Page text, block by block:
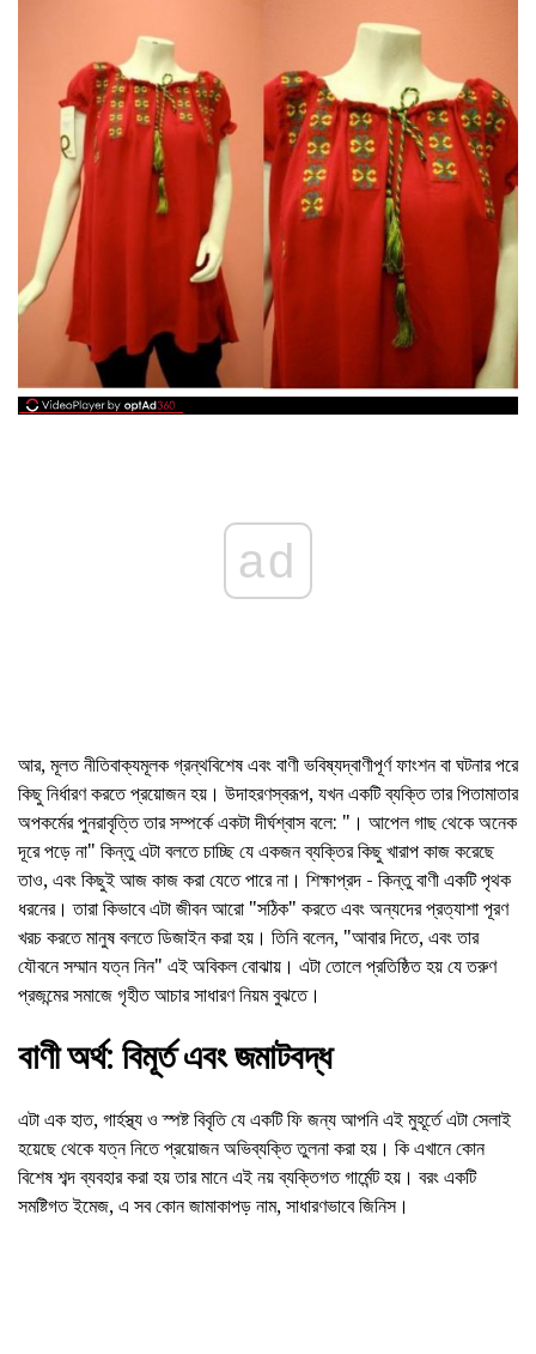
ad
আর, মূলত নীতিবাক্যমূলক গ্রন্থবিশেষ এবং বাণী ভবিষ্যদ্বাণীপূর্ণ ফাংশন বা ঘটনার পরে
কিছু নির্ধারণ করতে প্রয়োজন হয়। উদাহরণস্বরূপ, যখন একটি ব্যক্তি তার পিতামাতার
অপকর্মের পুনরাবৃত্তি তার সম্পর্কে একটা দীর্ঘশ্বাস বলে: "। আপেল গাছ থেকে অনেক
দূরে পড়ে না" কিন্তু এটা বলতে চাচ্ছি যে একজন ব্যক্তির কিছু খারাপ কাজ করেছে
তাও, এবং কিছুই আজ কাজ করা যেতে পারে না। শিক্ষাপ্রদ - কিন্তু বাণী একটি পৃথক
ধরনের। তারা কিভাবে এটা জীবন আরো "সঠিক" করতে এবং অন্যদের প্রত্যাশা পূরণ
খরচ করতে মানুষ বলতে ডিজাইন করা হয়। তিনি বলেন, "আবার দিতে, এবং তার
যৌবনে সম্মান যত্ন নিন" এই অবিকল বোঝায়। এটা তোলে প্রতিষ্ঠিত হয় যে তরুণ
প্রজন্মের সমাজে গৃহীত আচার সাধারণ নিয়ম বুঝতে।
বাণী অর্থ: বিমূর্ত এবং জমাটবদ্ধ
এটা এক হাত, গার্হস্থ্য ও স্পষ্ট বিবৃতি যে একটি ফি জন্য আপনি এই মুহূর্তে এটা সেলাই
হয়েছে থেকে যত্ন নিতে প্রয়োজন অভিব্যক্তি তুলনা করা হয়। কি এখানে কোন
বিশেষ শব্দ ব্যবহার করা হয় তার মানে এই নয় ব্যক্তিগত গার্মেন্ট হয়। বরং একটি
সমষ্টিগত ইমেজ, এ সব কোন জামাকাপড় নাম, সাধারণভাবে জিনিস।